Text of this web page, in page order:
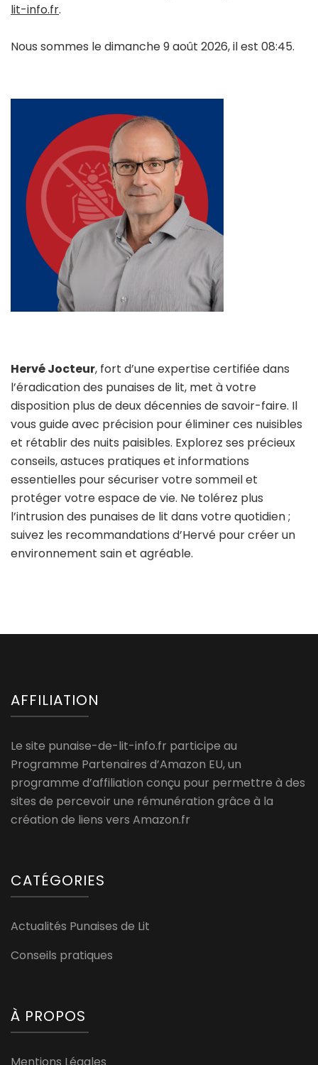
lit-info.fr.
Nous sommes le dimanche 9 août 2026, il est 08:45.
Hervé Jocteur, fort d’une expertise certifiée dans
l’éradication des punaises de lit, met à votre
disposition plus de deux décennies de savoir-faire. Il
vous guide avec précision pour éliminer ces nuisibles
et rétablir des nuits paisibles. Explorez ses précieux
conseils, astuces pratiques et informations
essentielles pour sécuriser votre sommeil et
protéger votre espace de vie. Ne tolérez plus
l’intrusion des punaises de lit dans votre quotidien ;
suivez les recommandations d’Hervé pour créer un
environnement sain et agréable.
AFFILIATION
Le site punaise-de-lit-info.fr participe au
Programme Partenaires d’Amazon EU, un
programme d’affiliation conçu pour permettre à des
sites de percevoir une rémunération grâce à la
création de liens vers Amazon.fr
CATÉGORIES
Actualités Punaises de Lit
Conseils pratiques
À PROPOS
Mentions Légales